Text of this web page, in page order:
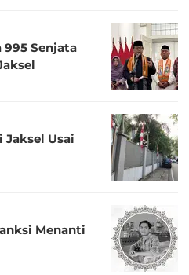
Jaksel Usai
Menanti